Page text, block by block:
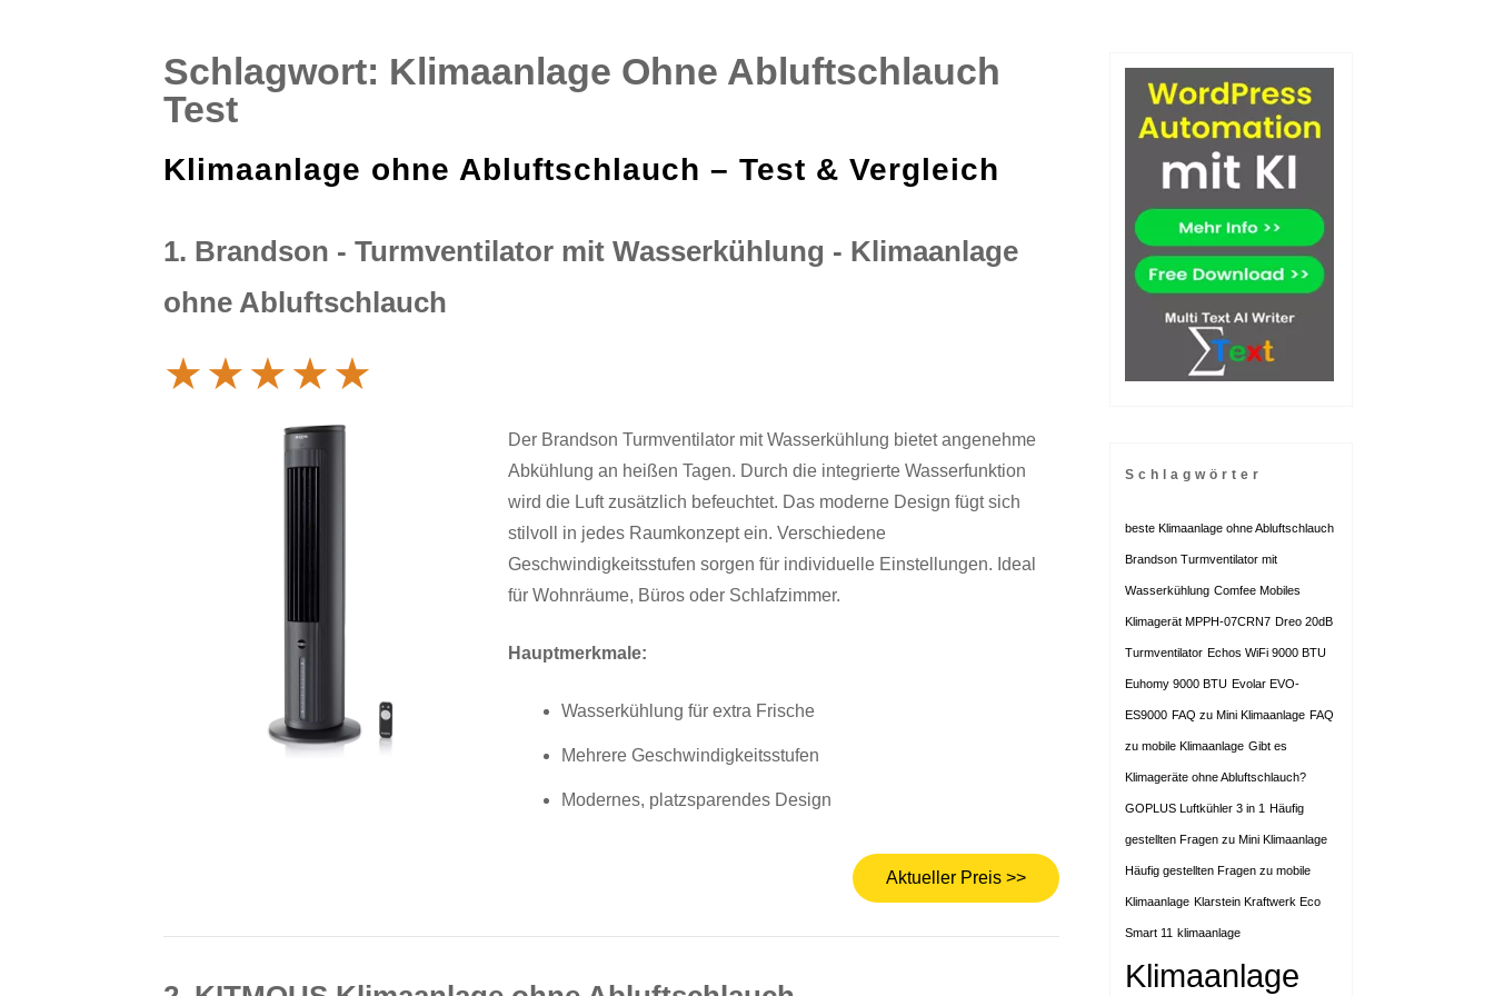
Schlagwort: Klimaanlage Ohne Abluftschlauch
Test
Klimaanlage ohne Abluftschlauch – Test & Vergleich
1. Brandson - Turmventilator mit Wasserkühlung - Klimaanlage
ohne Abluftschlauch
★★★★★
Der Brandson Turmventilator mit Wasserkühlung bietet angenehme
Abkühlung an heißen Tagen. Durch die integrierte Wasserfunktion
wird die Luft zusätzlich befeuchtet. Das moderne Design fügt sich
stilvoll in jedes Raumkonzept ein. Verschiedene
Geschwindigkeitsstufen sorgen für individuelle Einstellungen. Ideal
für Wohnräume, Büros oder Schlafzimmer.
Hauptmerkmale:
Wasserkühlung für extra Frische
Mehrere Geschwindigkeitsstufen
Modernes, platzsparendes Design
Aktueller Preis >>
Schlagwörter
beste Klimaanlage ohne Abluftschlauch
Brandson Turmventilator mit
Wasserkühlung Comfee Mobiles
Klimagerät MPPH-07CRN7 Dreo 20dB
Turmventilator Echos WiFi 9000 BTU
Euhomy 9000 BTU Evolar EVO-
ES9000 FAQ zu Mini Klimaanlage FAQ
zu mobile Klimaanlage Gibt es
Klimageräte ohne Abluftschlauch?
GOPLUS Luftkühler 3 in 1 Häufig
gestellten Fragen zu Mini Klimaanlage
Häufig gestellten Fragen zu mobile
Klimaanlage Klarstein Kraftwerk Eco
Smart 11 klimaanlage
Klimaanlage